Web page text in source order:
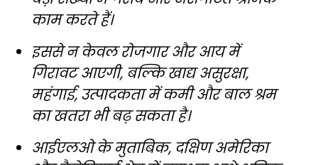
काम करते हैं।
इससे न केवल रोजगार और आय में
गिरावट आएगी, बल्कि खाद्य असुरक्षा,
महंगाई, उत्पादकता में कमी और बाल श्रम
का खतरा भी बढ़ सकता है।
आईएलओ के मुताबिक, दक्षिण अमेरिका